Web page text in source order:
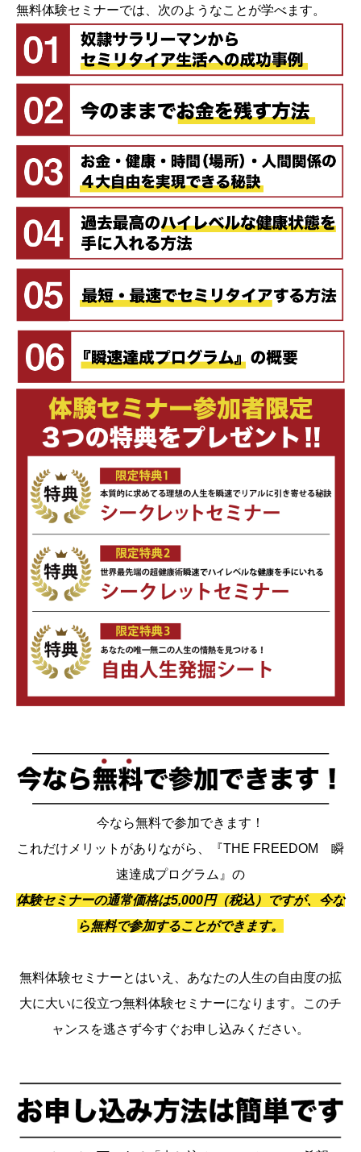
無料体験セミナーでは、次のようなことが学べます。
今なら無料で参加できます！
これだけメリットがありながら、『THE FREEDOM 瞬
速達成プログラム』の
体験セミナーの通常価格は5,000円（税込）ですが、今な
ら無料で参加することができます。
無料体験セミナーとはいえ、あなたの人生の自由度の拡
大に大いに役立つ無料体験セミナーになります。このチ
ャンスを逃さず今すぐお申し込みください。